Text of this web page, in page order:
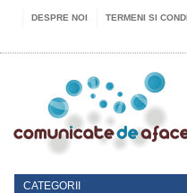
DESPRE NOI TERMENI SI
CATEGORII